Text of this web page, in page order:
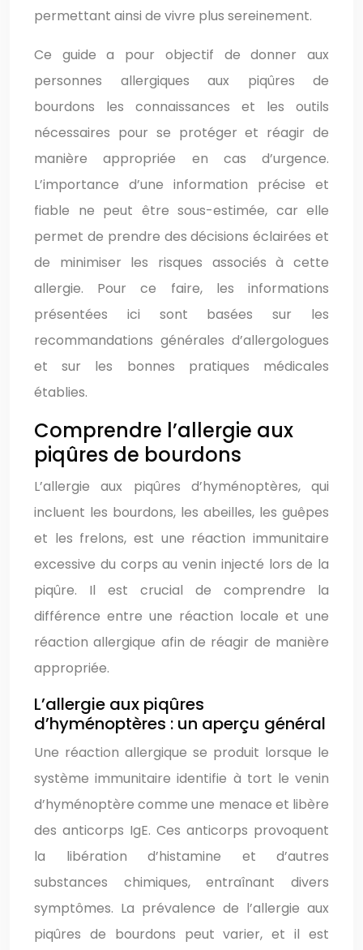
permettant ainsi de vivre plus sereinement.
Ce guide a pour objectif de donner aux
personnes allergiques aux piqûres de
bourdons les connaissances et les outils
nécessaires pour se protéger et réagir de
manière appropriée en cas d’urgence.
L’importance d’une information précise et
fiable ne peut être sous-estimée, car elle
permet de prendre des décisions éclairées et
de minimiser les risques associés à cette
allergie. Pour ce faire, les informations
présentées ici sont basées sur les
recommandations générales d’allergologues
et sur les bonnes pratiques médicales
établies.
Comprendre l’allergie aux
piqûres de bourdons
L’allergie aux piqûres d’hyménoptères, qui
incluent les bourdons, les abeilles, les guêpes
et les frelons, est une réaction immunitaire
excessive du corps au venin injecté lors de la
piqûre. Il est crucial de comprendre la
différence entre une réaction locale et une
réaction allergique afin de réagir de manière
appropriée.
L’allergie aux piqûres
d’hyménoptères : un aperçu général
Une réaction allergique se produit lorsque le
système immunitaire identifie à tort le venin
d’hyménoptère comme une menace et libère
des anticorps IgE. Ces anticorps provoquent
la libération d’histamine et d’autres
substances chimiques, entraînant divers
symptômes. La prévalence de l’allergie aux
piqûres de bourdons peut varier, et il est